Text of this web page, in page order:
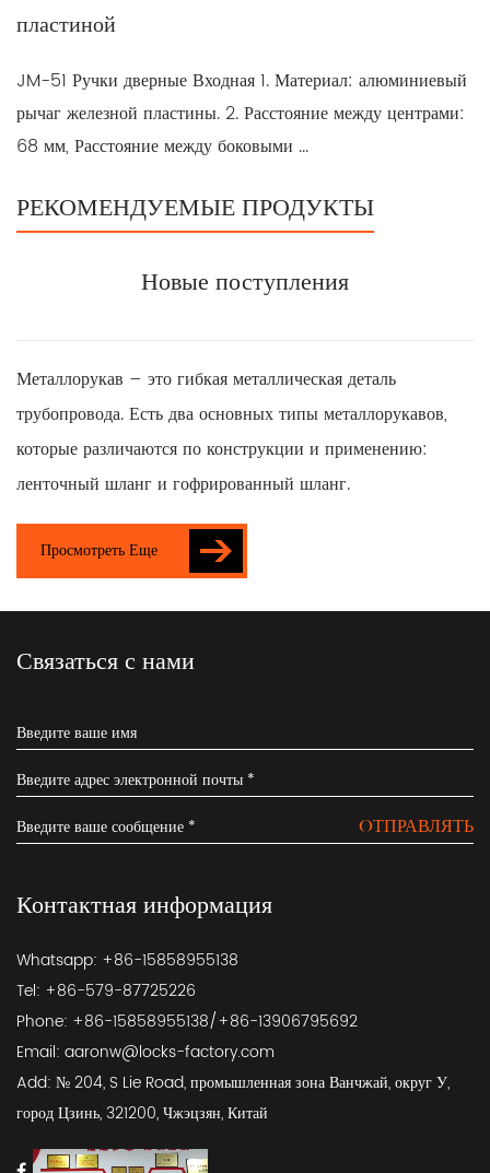
пластиной
JM-51 Ручки дверные Входная 1. Материал: алюминиевый
рычаг железной пластины. 2. Расстояние между центрами:
68 мм, Расстояние между боковыми ...
РЕКОМЕНДУЕМЫЕ ПРОДУКТЫ
Новые поступления
Металлорукав – это гибкая металлическая деталь
трубопровода. Есть два основных типы металлорукавов,
которые различаются по конструкции и применению:
ленточный шланг и гофрированный шланг.
Просмотреть Еще
Связаться с нами
OТПРАВЛЯТЬ
Контактная информация
Whatsapp: +86-15858955138
Tel: +86-579-87725226
Phone: +86-15858955138/+86-13906795692
Email: aaronw@locks-factory.com
Add: № 204, S Lie Road, промышленная зона Ванчжай, округ У,
город Цзинь, 321200, Чжэцзян, Китай